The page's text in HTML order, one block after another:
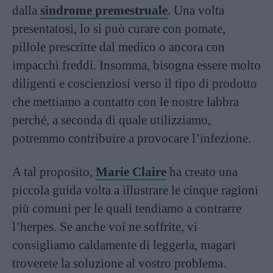
dalla sindrome premestruale. Una volta
presentatosi, lo si può curare con pomate,
pillole prescritte dal medico o ancora con
impacchi freddi. Insomma, bisogna essere molto
diligenti e coscienziosi verso il tipo di prodotto
che mettiamo a contatto con le nostre labbra
perché, a seconda di quale utilizziamo,
potremmo contribuire a provocare l’infezione.
A tal proposito, Marie Claire ha creato una
piccola guida volta a illustrare le cinque ragioni
più comuni per le quali tendiamo a contrarre
l’herpes. Se anche voi ne soffrite, vi
consigliamo caldamente di leggerla, magari
troverete la soluzione al vostro problema.